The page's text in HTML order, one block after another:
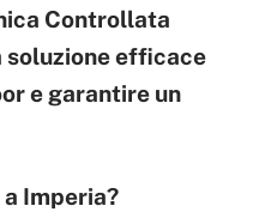
Controllata
soluzione efficace
e garantire un
a Imperia?